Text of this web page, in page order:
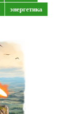
энергетика